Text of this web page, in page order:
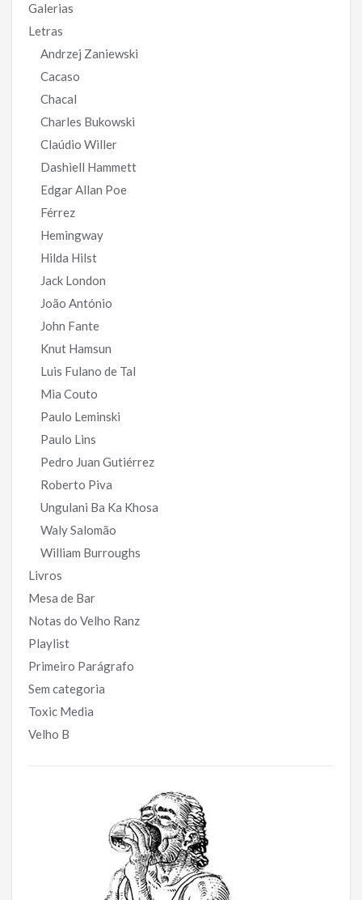
Galerias
Letras
Andrzej Zaniewski
Cacaso
Chacal
Charles Bukowski
Claúdio Willer
Dashiell Hammett
Edgar Allan Poe
Férrez
Hemingway
Hilda Hilst
Jack London
João António
John Fante
Knut Hamsun
Luis Fulano de Tal
Mia Couto
Paulo Leminski
Paulo Lins
Pedro Juan Gutiérrez
Roberto Piva
Ungulani Ba Ka Khosa
Waly Salomão
William Burroughs
Livros
Mesa de Bar
Notas do Velho Ranz
Playlist
Primeiro Parágrafo
Sem categoria
Toxic Media
Velho B